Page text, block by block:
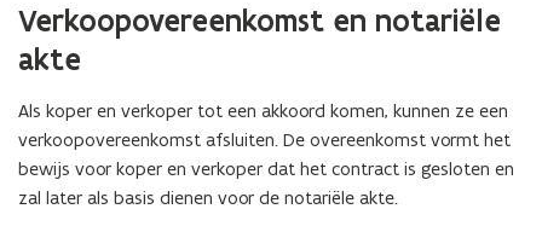
o
g
w
o
n
e
b
r
d
w
o
n
w
o
o
f
e
w
o
n
n
g
o
Verkoopovereenkomst en notariële
akte
Als koper en verkoper tot een akkoord komen, kunnen ze een
verkoopovereenkomst afsluiten. De overeenkomst vormt het
bewijs voor koper en verkoper dat het contract is gesloten en
zal later als basis dienen voor de notariële akte.